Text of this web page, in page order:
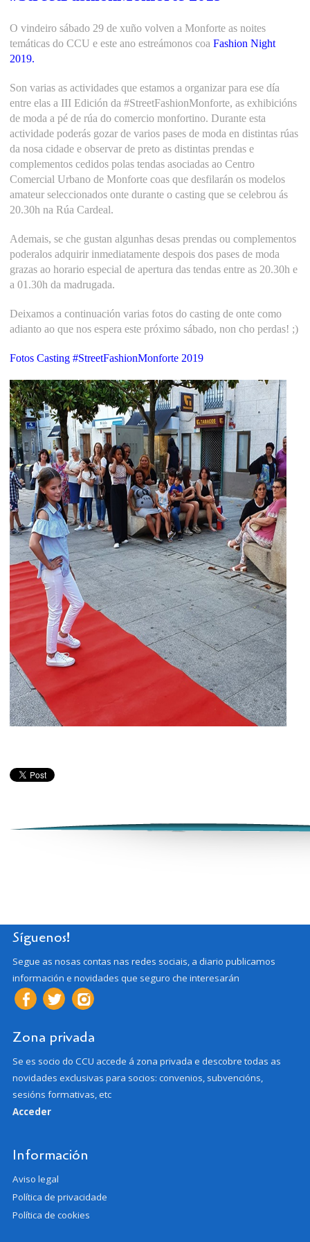
O vindeiro sábado 29 de xuño volven a Monforte as noites
temáticas do CCU e este ano estreámonos coa Fashion Night
2019.
Son varias as actividades que estamos a organizar para ese día
entre elas a III Edición da #StreetFashionMonforte, as exhibicións
de moda a pé de rúa do comercio monfortino. Durante esta
actividade poderás gozar de varios pases de moda en distintas rúas
da nosa cidade e observar de preto as distintas prendas e
complementos cedidos polas tendas asociadas ao Centro
Comercial Urbano de Monforte coas que desfilarán os modelos
amateur seleccionados onte durante o casting que se celebrou ás
20.30h na Rúa Cardeal.
Ademais, se che gustan algunhas desas prendas ou complementos
poderalos adquirir inmediatamente despois dos pases de moda
grazas ao horario especial de apertura das tendas entre as 20.30h e
a 01.30h da madrugada.
Deixamos a continuación varias fotos do casting de onte como
adianto ao que nos espera este próximo sábado, non cho perdas! ;)
Fotos Casting #StreetFashionMonforte 2019
Síguenos!
Segue as nosas contas nas redes sociais, a diario publicamos
información e novidades que seguro che interesarán
Zona privada
Se es socio do CCU accede á zona privada e descobre todas as
novidades exclusivas para socios: convenios, subvencións,
sesións formativas, etc
Acceder
Información
Aviso legal
Política de privacidade
Política de cookies